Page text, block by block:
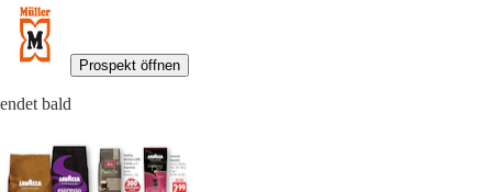
Prospekt öffnen
endet bald